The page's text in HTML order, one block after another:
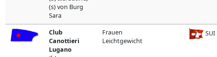
(s) von Burg
Sara
Club
Canottieri
Lugano
Frauen
Leichtgewicht
SUI